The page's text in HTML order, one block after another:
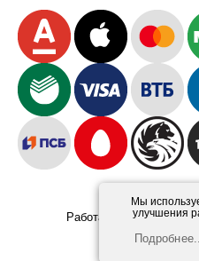
Мы
улучшения
Подробнее..
Работает на платформе
Design and